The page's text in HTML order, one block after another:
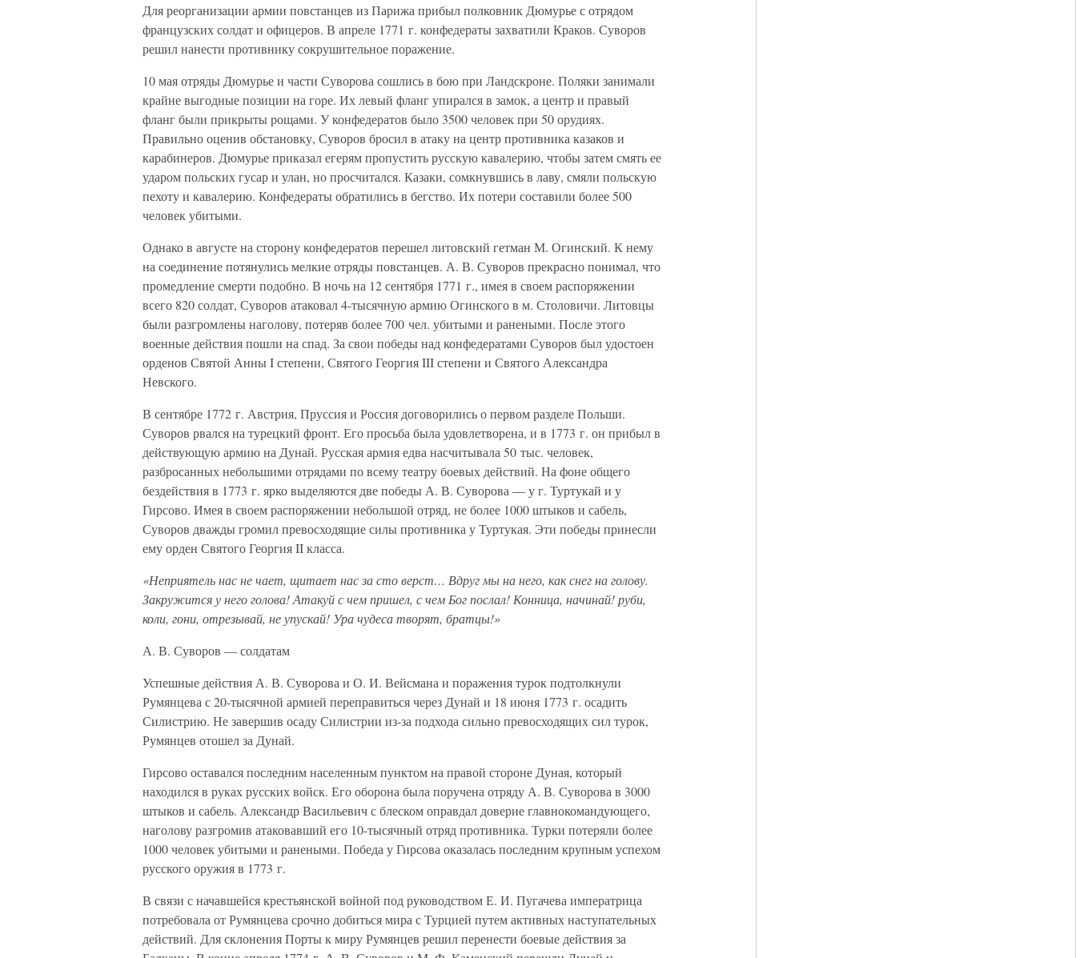
Для реорганизации армии повстанцев из Парижа прибыл полковник Дюмурье с отрядом
французских солдат и офицеров. В апреле 1771 г. конфедераты захватили Краков. Суворов
решил нанести противнику сокрушительное поражение.
10 мая отряды Дюмурье и части Суворова сошлись в бою при Ландскроне. Поляки занимали
крайне выгодные позиции на горе. Их левый фланг упирался в замок, а центр и правый
фланг были прикрыты рощами. У конфедератов было 3500 человек при 50 орудиях.
Правильно оценив обстановку, Суворов бросил в атаку на центр противника казаков и
карабинеров. Дюмурье приказал егерям пропустить русскую кавалерию, чтобы затем смять ее
ударом польских гусар и улан, но просчитался. Казаки, сомкнувшись в лаву, смяли польскую
пехоту и кавалерию. Конфедераты обратились в бегство. Их потери составили более 500
человек убитыми.
Однако в августе на сторону конфедератов перешел литовский гетман М. Огинский. К нему
на соединение потянулись мелкие отряды повстанцев. А. В. Суворов прекрасно понимал, что
промедление смерти подобно. В ночь на 12 сентября 1771 г., имея в своем распоряжении
всего 820 солдат, Суворов атаковал 4-тысячную армию Огинского в м. Столовичи. Литовцы
были разгромлены наголову, потеряв более 700 чел. убитыми и ранеными. После этого
военные действия пошли на спад. За свои победы над конфедератами Суворов был удостоен
орденов Святой Анны I степени, Святого Георгия III степени и Святого Александра
Невского.
В сентябре 1772 г. Австрия, Пруссия и Россия договорились о первом разделе Польши.
Суворов рвался на турецкий фронт. Его просьба была удовлетворена, и в 1773 г. он прибыл в
действующую армию на Дунай. Русская армия едва насчитывала 50 тыс. человек,
разбросанных небольшими отрядами по всему театру боевых действий. На фоне общего
бездействия в 1773 г. ярко выделяются две победы А. В. Суворова — у г. Туртукай и у
Гирсово. Имея в своем распоряжении небольшой отряд, не более 1000 штыков и сабель,
Суворов дважды громил превосходящие силы противника у Туртукая. Эти победы принесли
ему орден Святого Георгия II класса.
«Неприятель нас не чает, щитает нас за сто верст… Вдруг мы на него, как снег на голову.
Закружится у него голова! Атакуй с чем пришел, с чем Бог послал! Конница, начинай! руби,
коли, гони, отрезывай, не упускай! Ура чудеса творят, братцы!»
А. В. Суворов — солдатам
Успешные действия А. В. Суворова и О. И. Вейсмана и поражения турок подтолкнули
Румянцева с 20-тысячной армией переправиться через Дунай и 18 июня 1773 г. осадить
Силистрию. Не завершив осаду Силистрии из-за подхода сильно превосходящих сил турок,
Румянцев отошел за Дунай.
Гирсово оставался последним населенным пунктом на правой стороне Дуная, который
находился в руках русских войск. Его оборона была поручена отряду А. В. Суворова в 3000
штыков и сабель. Александр Васильевич с блеском оправдал доверие главнокомандующего,
наголову разгромив атаковавший его 10-тысячный отряд противника. Турки потеряли более
1000 человек убитыми и ранеными. Победа у Гирсова оказалась последним крупным успехом
русского оружия в 1773 г.
В связи с начавшейся крестьянской войной под руководством Е. И. Пугачева императрица
потребовала от Румянцева срочно добиться мира с Турцией путем активных наступательных
действий. Для склонения Порты к миру Румянцев решил перенести боевые действия за